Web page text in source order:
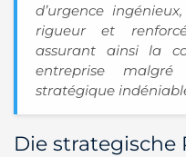
d’urgence
rigueur et
assurant ainsi la
entreprise malgré
stratégique
Die strategische